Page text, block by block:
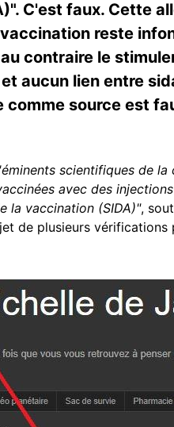
C'est faux. Cette
reste
contraire le
aucun lien entre
comme source est
scientifiques de
avec des
la vaccination (SIDA)",
de plusieurs vérifications